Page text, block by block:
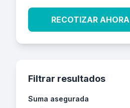
RECOTIZAR AHORA
Filtrar resultados
Suma asegurada